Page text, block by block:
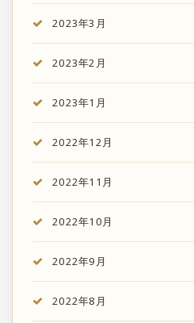
2023年3月
2023年2月
2023年1月
2022年12月
2022年11月
2022年10月
2022年9月
2022年8月